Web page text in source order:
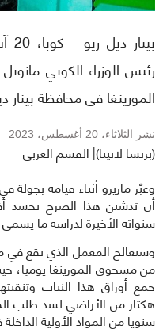
رئيس الوزراء الكوبي
المورينغا في محافظة بينار
نشر الثلاثاء، 20 أغسطس، 2023
(برنسا لاتينا)| القسم العربي
وعبّر ماريرو أثناء قيامه بجولة
أن تدشين هذا الصرح يجسد
سنواته الأخيرة لدراسة ما يسمى
وسيعالج المعمل الذي يقع في
سنويا من المواد الأولية